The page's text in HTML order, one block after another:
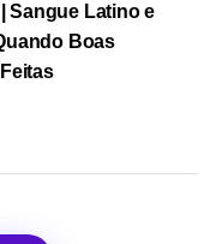
Sangue Latino e
Boas